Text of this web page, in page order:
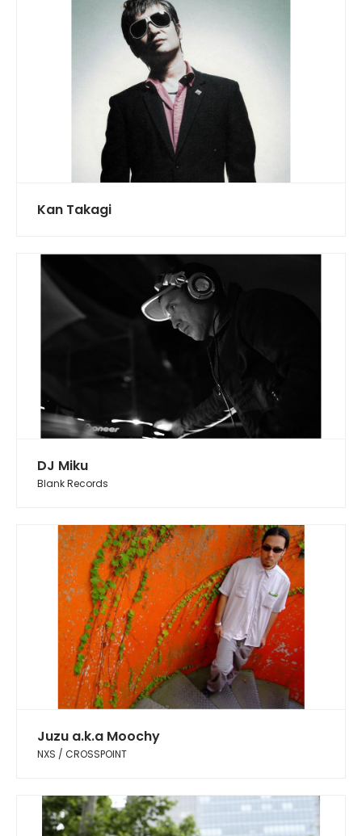
Kan Takagi
DJ Miku
Blank Records
Juzu a.k.a Moochy
NXS / CROSSPOINT